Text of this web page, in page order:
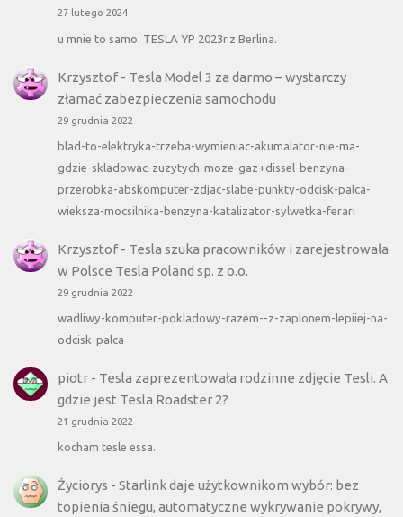
27 lutego 2024
u mnie to samo. TESLA YP 2023r.z Berlina.
Krzysztof- Tesla Model 3 za darmo – wystarczy
złamać zabezpieczenia samochodu
29 grudnia 2022
blad-to-elektryka-trzeba-wymieniac-akumalator-nie-ma-
gdzie-skladowac-zuzytych-moze-gaz+dissel-benzyna-
przerobka-abskomputer-zdjac-slabe-punkty-odcisk-palca-
wieksza-mocsilnika-benzyna-katalizator-sylwetka-ferari
Krzysztof- Tesla szuka pracowników i zarejestrowała
w Polsce Tesla Poland sp. z o.o.
29 grudnia 2022
wadliwy-komputer-pokladowy-razem--z-zaplonem-lepiiej-na-
odcisk-palca
piotr- Tesla zaprezentowała rodzinne zdjęcie Tesli. A
gdzie jest Tesla Roadster 2?
21 grudnia 2022
kocham tesle essa.
Życiorys - Starlink daje użytkownikom wybór: bez
topienia śniegu, automatyczne wykrywanie pokrywy,